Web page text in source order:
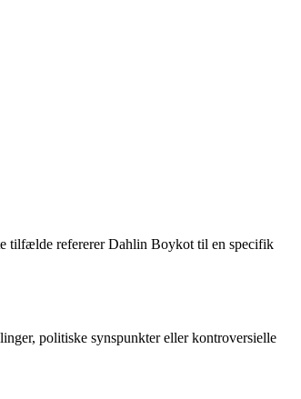
tilfælde refererer Dahlin Boykot til en specifik
politiske synspunkter eller kontroversielle